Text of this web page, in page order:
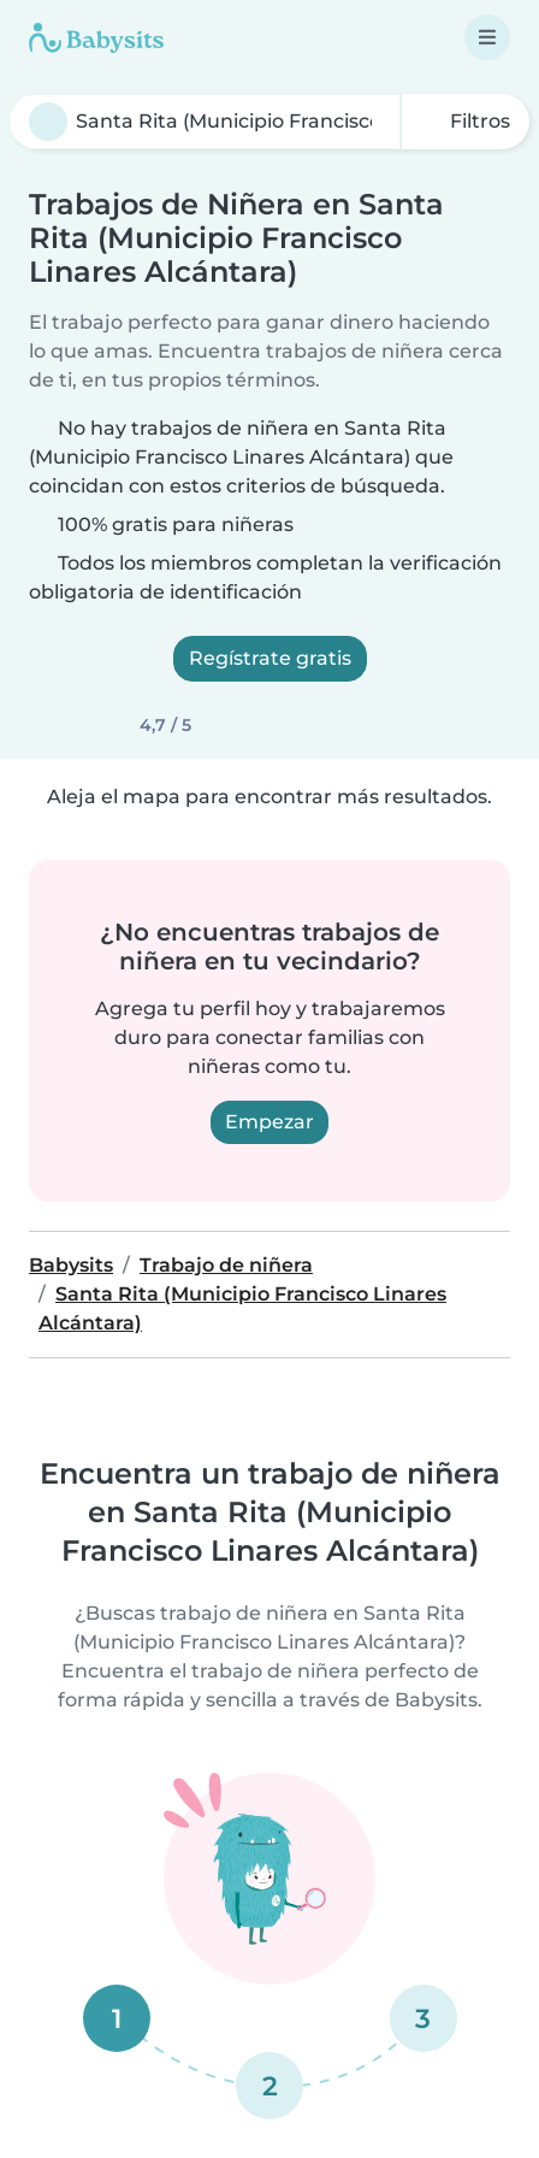
Filtros
Trabajos de Niñera en Santa
Rita (Municipio Francisco
Linares Alcántara)
El trabajo perfecto para ganar dinero haciendo
lo que amas. Encuentra trabajos de niñera cerca
de ti, en tus propios términos.
No hay trabajos de niñera en Santa Rita
(Municipio Francisco Linares Alcántara) que
coincidan con estos criterios de búsqueda.
100% gratis para niñeras
Todos los miembros completan la verificación
obligatoria de identificación
Regístrate gratis
4,7 / 5
Aleja el mapa para encontrar más resultados.
¿No encuentras trabajos de
niñera en tu vecindario?
Agrega tu perfil hoy y trabajaremos
duro para conectar familias con
niñeras como tu.
Empezar
Babysits
Trabajo de niñera
Santa Rita (Municipio Francisco Linares
Alcántara)
Encuentra un trabajo de niñera
en Santa Rita (Municipio
Francisco Linares Alcántara)
¿Buscas trabajo de niñera en Santa Rita
(Municipio Francisco Linares Alcántara)?
Encuentra el trabajo de niñera perfecto de
forma rápida y sencilla a través de Babysits.
1
2
3